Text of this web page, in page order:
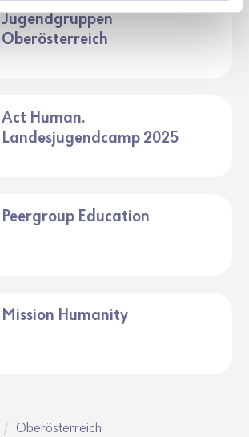
Jugendgruppen
Oberösterreich
Act Human.
Landesjugendcamp 2025
Peergroup Education
Mission Humanity
Oberösterreich